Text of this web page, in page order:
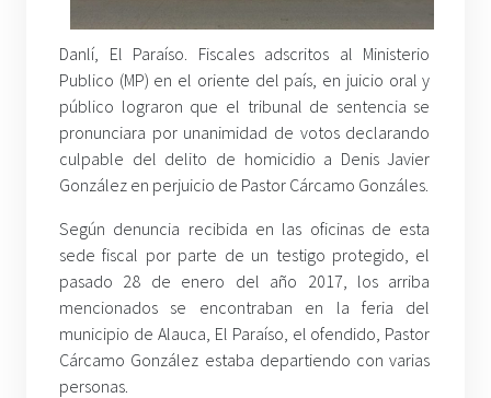
Danlí, El Paraíso. Fiscales adscritos al Ministerio
Publico (MP) en el oriente del país, en juicio oral y
público lograron que el tribunal de sentencia se
pronunciara por unanimidad de votos declarando
culpable del delito de homicidio a Denis Javier
González en perjuicio de Pastor Cárcamo Gonzáles.
Según denuncia recibida en las oficinas de esta
sede fiscal por parte de un testigo protegido, el
pasado 28 de enero del año 2017, los arriba
mencionados se encontraban en la feria del
municipio de Alauca, El Paraíso, el ofendido, Pastor
Cárcamo González estaba departiendo con varias
personas.